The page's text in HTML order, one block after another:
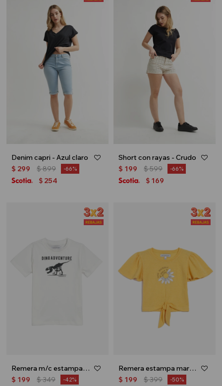
Denim capri - Azul claro
$ 299 $899 66
$ 254
Short con rayas - Crudo
$ 199 $599 66
$ 169
Remera m/c estampa dino - Crudo
$ 199 $349 42
Remera estampa margarita - Amarillo
$ 199 $399 50